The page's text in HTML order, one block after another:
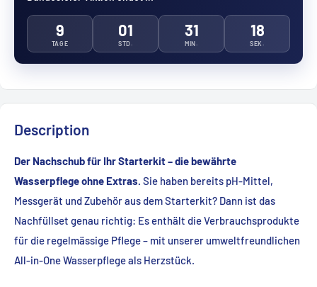
9
TAGE
01
STD.
31
MIN.
17
SEK.
Description
Der Nachschub für Ihr Starterkit – die bewährte
Wasserpflege ohne Extras. Sie haben bereits pH-Mittel,
Messgerät und Zubehör aus dem Starterkit? Dann ist das
Nachfüllset genau richtig: Es enthält die Verbrauchsprodukte
für die regelmässige Pflege – mit unserer umweltfreundlichen
All-in-One Wasserpflege als Herzstück.